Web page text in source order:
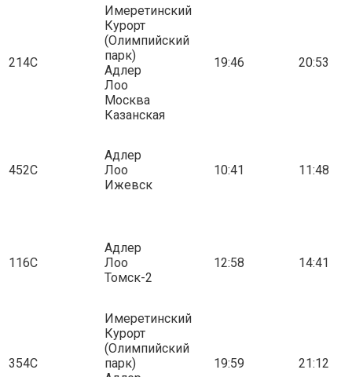
214С
Имеретинский
Курорт
(Олимпийский
парк)
Адлер
Лоо
Москва
Казанская
19:46 20:53
452С
Адлер
Лоо
Ижевск
10:41 11:48
116С
Адлер
Лоо
Томск-2
12:58 14:41
354С
Имеретинский
Курорт
(Олимпийский
парк)
19:59 21:12